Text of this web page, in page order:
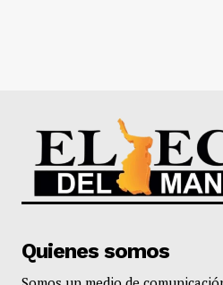
Quienes somos